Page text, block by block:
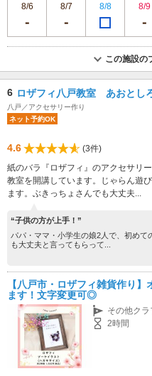
8/6
8/7 8/8 8/9
この施設の
6 ロザフィ八戸教室 あおとし
八戸／アクセサリー作り
ネット予約OK
4.6
(3件)
紙のバラ『ロザフィ』のアクセサリ
教室を開講しています。じゃらん遊
ます。ぶきっちょさんでも大丈夫...
“子供の方が上手！”
パパ・ママ・小学生の娘2人で、初め
も大丈夫と言ってもらって...
【八戸市・ロザフィ雑貨作り
ます！文字変更可◎
その他ク
2時間